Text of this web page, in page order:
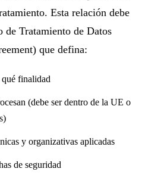
Esta relación debe
de Tratamiento de Datos
que defina:
qué finalidad
(debe ser dentro de la UE o
y organizativas aplicadas
de seguridad